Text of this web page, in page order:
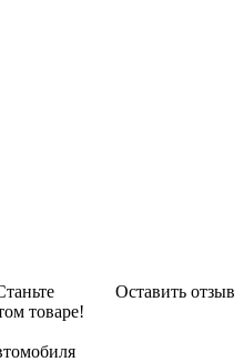
Оставить отзыв
товаре!